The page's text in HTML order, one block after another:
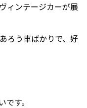
ィンテージカーが展
ろう車ばかりで、好
す。